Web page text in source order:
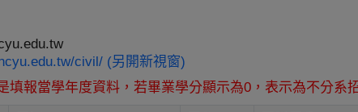
civil/ (另開新視窗)
填報當學年度資料，若畢業學分顯示為0，表示為不分系